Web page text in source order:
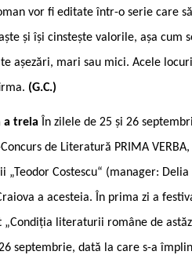
vor fi editate într-o serie care
și își cinstește valorile, așa cum
așezări, mari sau mici. Acele
(G.C.)
a treia
În zilele de 25 și 26
de Literatură PRIMA
Costescu“ (manager:
a acesteia. În prima zi a
literaturii române de
septembrie, dată la care s-a